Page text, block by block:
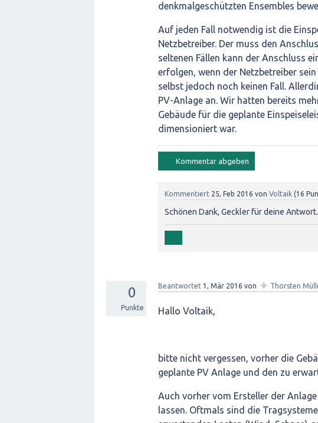
denkmalgeschützten Ensembles
Auf jeden Fall notwendig ist die
Netzbetreiber. Der muss den
seltenen Fällen kann der Anschluss
erfolgen, wenn der Netzbetreiber
selbst jedoch noch keinen Fall.
PV-Anlage an. Wir hatten bereits
Gebäude für die geplante
dimensioniert war.
Kommentiert 25, Feb 2016 von Voltaik (16
Schönen Dank, Geckler für deine Antwort.
0
Punkte
Beantwortet 1, Mär 2016 von ✦ Thorsten
Hallo Voltaik,
bitte nicht vergessen, vorher die
geplante PV Anlage und den zu
Auch vorher vom Ersteller der
lassen. Oftmals sind die